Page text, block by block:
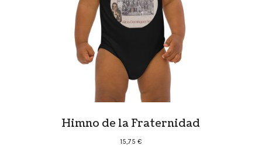
Himno de la Fraternidad
15,75€